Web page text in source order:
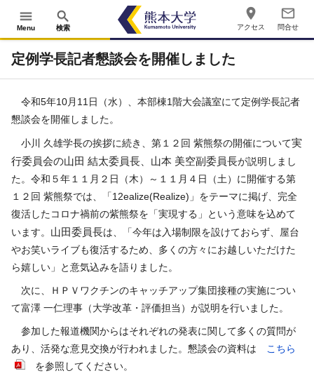
menu
Menu
search
検索
place
アクセス
mail_outline
問合せ
定例学長記者懇談会を開催しました
令和5年10月 11 日（水）、本部棟1 階大会議室にて定例学長記者
懇談会を開催しました。
小川 久雄学長の挨拶に続き、第１２回 紫熊祭の開催について実
行委員会の山田 結太委員長、山本 美空副委員長が説明しまし
た。令和５年１１月２日（木）～１１月４日（土）に開催する第
１２回 紫熊祭では、「12ealize(Realize)」をテーマに掲げ、完全
復活したコロナ禍前の紫熊祭を「実現する」という意味を込めて
います。 山田委員長は、「今年は入場制限を設けておらず、屋台
やお笑いライブも復活するため、多くの方々にお越しいただけた
ら嬉しい」と意気込みを語りました。
次に、ＨＰＶワクチンのキャッチアップ集団接種の実施につい
て富澤 一仁理事（大学改革・評価担当）が説明を行いました。
参加した報道機関からはそれぞれの発表に関して多くの質問が
あり、活発な意見交換が行われました。 懇談会の資料は
こちら
を参照してください。